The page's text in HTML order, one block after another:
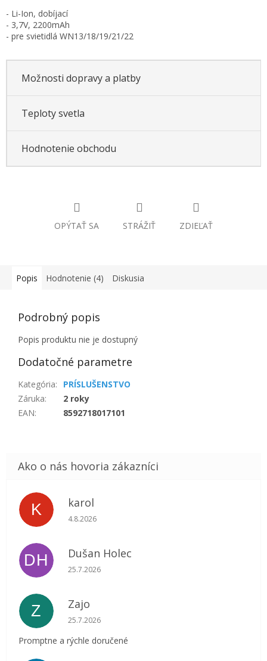
- Li-Ion, dobíjací
- 3,7V, 2200mAh
- pre svietidlá WN13/18/19/21/22
Možnosti dopravy a platby
Teploty svetla
Hodnotenie obchodu
OPÝTAŤ SA STRÁŽIŤ ZDIEĽAŤ
Popis Hodnotenie (4) Diskusia
Podrobný popis
Popis produktu nie je dostupný
Dodatočné parametre
Kategória:
PRÍSLUŠENSTVO
Záruka:
2 roky
EAN: 8592718017101
K karol
Hodnotenie obchodu je 5 z 5 hviezdičiek.
4.8.2026
DH Dušan Holec
Hodnotenie obchodu je 5 z 5 hviezdičiek.
25.7.2026
Z Zajo
Hodnotenie obchodu je 5 z 5 hviezdičiek.
25.7.2026
Promptne a rýchle doručené